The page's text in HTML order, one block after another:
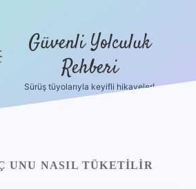
Güvenli Yolculuk
Rehberi
Sürüş tüyolarıyla keyifli hikayeler!
UNU NASIL TÜKETILIR